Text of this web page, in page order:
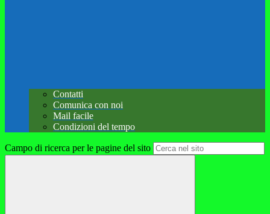
Contatti
Comunica con noi
Mail facile
Condizioni del tempo
Campo di ricerca per le pagine del sito